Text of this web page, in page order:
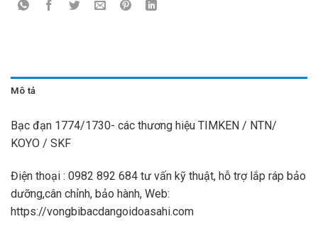
Mô tả
Bạc đạn 1774/1730- các thương hiệu TIMKEN / NTN/
KOYO / SKF
Điện thoại : 0982 892 684 tư vấn kỹ thuật, hỗ trợ lắp ráp bảo
dưỡng,cân chỉnh, bảo hành, Web:
https://vongbibacdangoidoasahi.com